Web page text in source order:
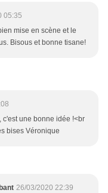
05:35
mise en scène et le
Bisous et bonne tisane!
c'est une bonne idée !<br
bises Véronique
26/03/2020 22:39